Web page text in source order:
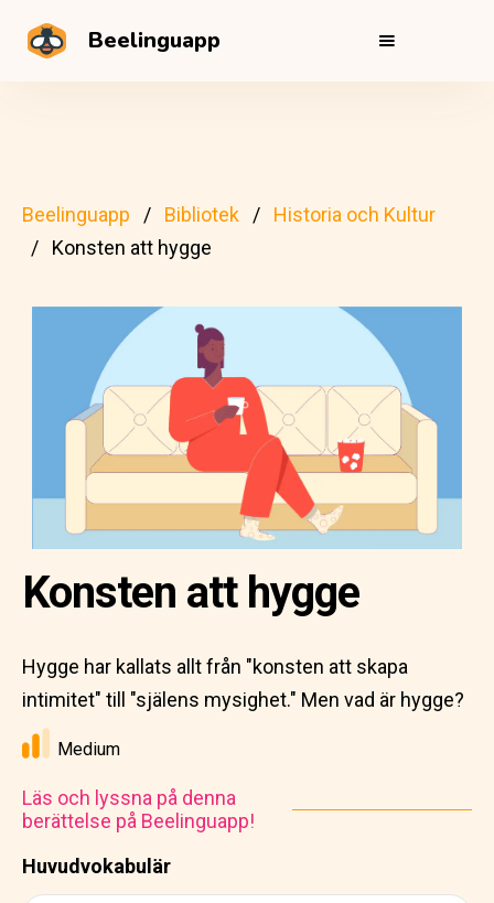
Beelinguapp
Beelinguapp Bibliotek
Historia och Kultur
Konsten att hygge
Huvudvokabulär
Konsten att hygge
Hygge har kallats allt från "konsten att skapa
intimitet" till "själens mysighet." Men vad är hygge?
Medium
Läs och lyssna på denna
berättelse på Beelinguapp!